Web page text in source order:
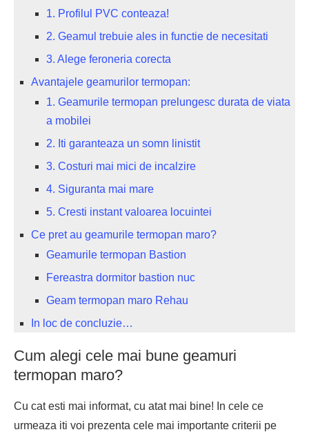
1. Profilul PVC conteaza!
2. Geamul trebuie ales in functie de necesitati
3. Alege feroneria corecta
Avantajele geamurilor termopan:
1. Geamurile termopan prelungesc durata de viata
a mobilei
2. Iti garanteaza un somn linistit
3. Costuri mai mici de incalzire
4. Siguranta mai mare
5. Cresti instant valoarea locuintei
Ce pret au geamurile termopan maro?
Geamurile termopan Bastion
Fereastra dormitor bastion nuc
Geam termopan maro Rehau
In loc de concluzie…
Cum alegi cele mai bune geamuri
termopan maro?
Cu cat esti mai informat, cu atat mai bine! In cele ce
urmeaza iti voi prezenta cele mai importante criterii pe